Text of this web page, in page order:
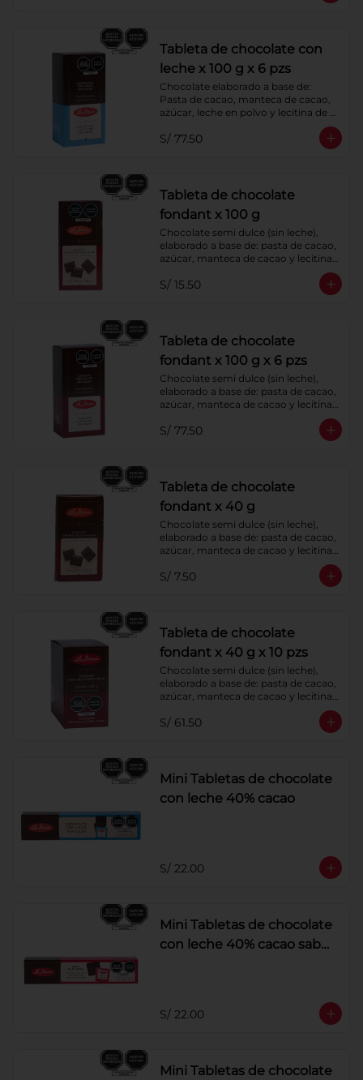
Tableta de chocolate con
leche x 100 g x 6 pzs
Chocolate elaborado a base de:
Pasta de cacao, manteca de cacao,
azúcar, leche en polvo y lecitina de
S/ 77.50
Tableta de chocolate
fondant x 100 g
Chocolate semi dulce (sin leche),
elaborado a base de: pasta de cacao,
azúcar, manteca de cacao y lecitina
S/ 15.50
Tableta de chocolate
fondant x 100 g x 6 pzs
Chocolate semi dulce (sin leche),
elaborado a base de: pasta de cacao,
azúcar, manteca de cacao y lecitina
S/ 77.50
Tableta de chocolate
fondant x 40 g
Chocolate semi dulce (sin leche),
elaborado a base de: pasta de cacao,
azúcar, manteca de cacao y lecitina
S/ 7.50
Tableta de chocolate
fondant x 40 g x 10 pzs
Chocolate semi dulce (sin leche),
elaborado a base de: pasta de cacao,
azúcar, manteca de cacao y lecitina
S/ 61.50
Mini Tabletas de chocolate
con leche 40% cacao
S/ 22.00
Mini Tabletas de chocolate
con leche 40% cacao sabor
S/ 22.00
Mini Tabletas de chocolate